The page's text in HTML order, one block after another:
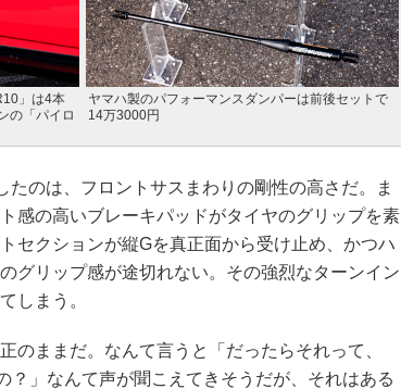
」は4本
の「パイロ
ヤマハ製のパフォーマンスダンパーは前後セットで
14万3000円
のは、フロントサスまわりの剛性の高さだ。ま
感の高いブレーキパッドがタイヤのグリップを素
セクションが縦Gを真正面から受け止め、かつハ
グリップ感が途切れない。その強烈なターンイン
しまう。
のままだ。なんて言うと「だったらそれって、
？」なんて声が聞こえてきそうだが、それはある